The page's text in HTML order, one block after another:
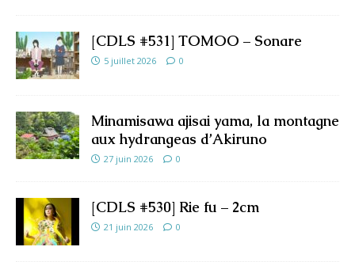
[CDLS #531] TOMOO – Sonare
5 juillet 2026 0
Minamisawa ajisai yama, la montagne
aux hydrangeas d’Akiruno
27 juin 2026 0
[CDLS #530] Rie fu – 2cm
21 juin 2026 0